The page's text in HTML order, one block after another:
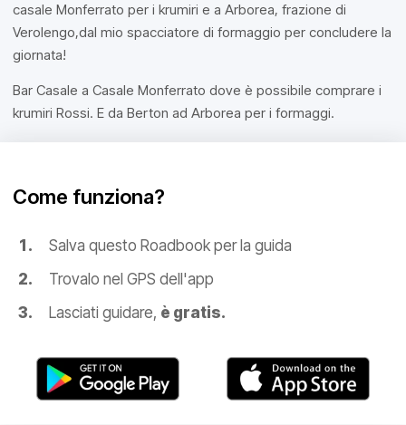
casale Monferrato per i krumiri e a Arborea, frazione di
Verolengo,dal mio spacciatore di formaggio per concludere la
giornata!
Bar Casale a Casale Monferrato dove è possibile comprare i
krumiri Rossi. E da Berton ad Arborea per i formaggi.
Come funziona?
Salva questo Roadbook per la guida
Trovalo nel GPS dell'app
Lasciati guidare, è gratis.